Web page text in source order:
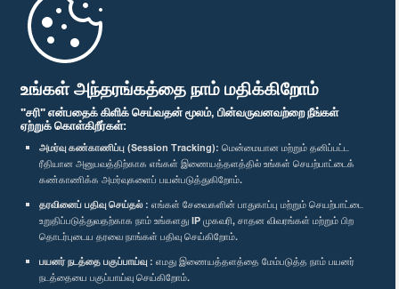
உங்கள் அந்தரங்கத்தை நாம் மதிக்கிறோம்
"சரி" என்பதைக் கிளிக் செய்வதன் மூலம், பின்வருவனவற்றை நீங்கள்
ஏற்றுக் கொள்கிறீர்கள்:
அமர்வு கண்காணிப்பு (Session Tracking): மென்மையான மற்றும் தனிப்பட்ட
ரீதியான அனுபவத்திற்காக எங்கள் இணையத்தளத்தில் உங்கள் செயற்பாட்டைக்
கண்காணிக்க அமர்வுகளைப் பயன்படுத்துகிறோம்.
தரவினைப் பதிவு செய்தல் : எங்கள் சேவைகளின் பாதுகாப்பு மற்றும் செயற்பாட்டை
உறுதிப்படுத்துவதற்காக நாம் உங்களது IP முகவரி, சாதன விவரங்கள் மற்றும் பிற
தொடர்புடைய தரவை நாங்கள் பதிவு செய்கிறோம்.
பயனர் நடத்தை பகுப்பாய்வு : எமது இணையத்தளத்தை மேம்படுத்த நாம் பயனர்
நடத்தையை பகுப்பாய்வு செய்கிறோம்.
பாராளுமன்ற கையடக்க செயலி
எம்மை பின்தொடர்க :
விருதுகள்
தனியுரிமைக் கொள்கை